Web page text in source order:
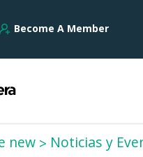
Become A Member
new Noticias y